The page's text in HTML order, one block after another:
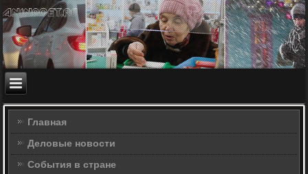
Главная
Деловые новости
События в стране